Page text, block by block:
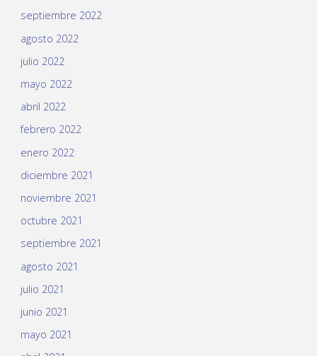
septiembre 2022
agosto 2022
julio 2022
mayo 2022
abril 2022
febrero 2022
enero 2022
diciembre 2021
noviembre 2021
octubre 2021
septiembre 2021
agosto 2021
julio 2021
junio 2021
mayo 2021